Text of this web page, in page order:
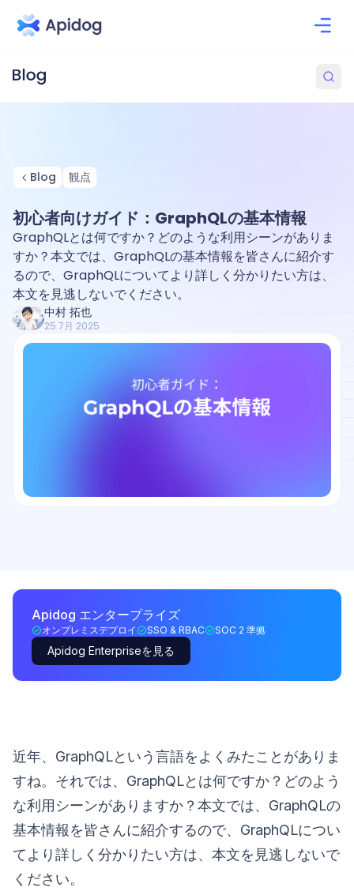
Blog 観点
初心者向けガイド：GraphQLの基本情報
GraphQLとは何ですか？どのような利用シーンがありま
すか？本文では、GraphQLの基本情報を皆さんに紹介す
るので、GraphQLについてより詳しく分かりたい方は、
本文を見逃しないでください。
中村 拓也
25 7月 2025
Apidog エンタープライズ
オンプレミスデプロイ SSO & RBAC SOC 2 準拠
Apidog Enterpriseを見る
近年、GraphQLという言語をよくみたことがありま
すね。それでは、GraphQLとは何ですか？どのよう
な利用シーンがありますか？本文では、GraphQLの
基本情報を皆さんに紹介するので、GraphQLについ
てより詳しく分かりたい方は、本文を見逃しないで
ください。